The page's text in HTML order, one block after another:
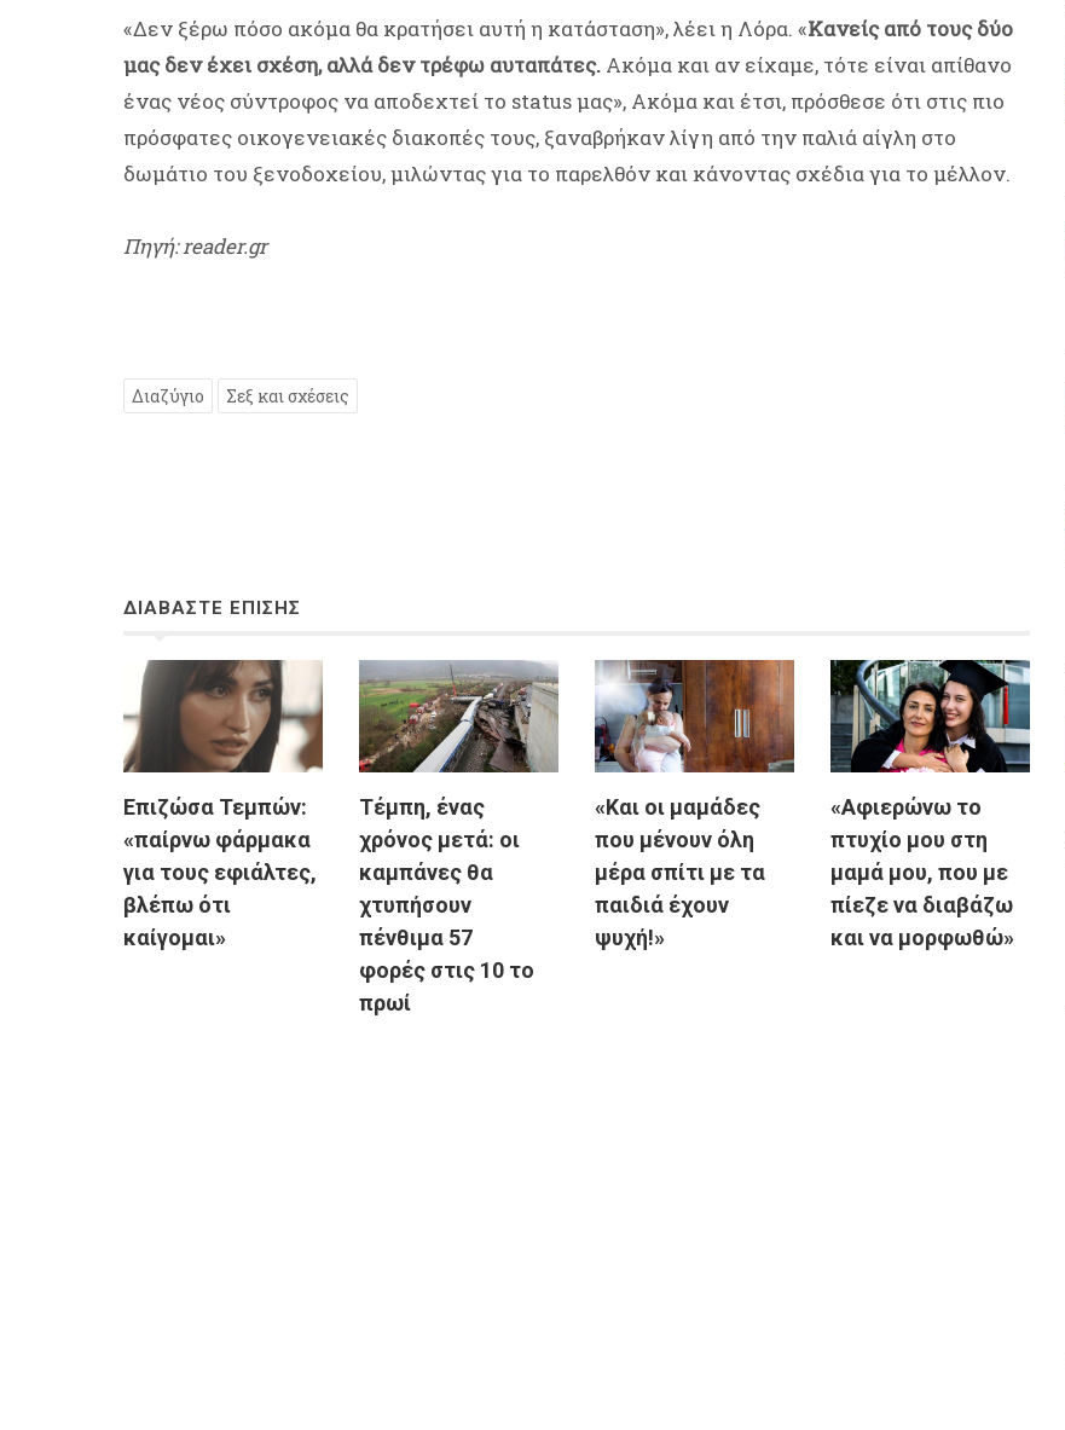
«Δεν ξέρω πόσο ακόμα θα κρατήσει αυτή η κατάσταση», λέει η Λόρα. «Κανείς από τους δύο
μας δεν έχει σχέση, αλλά δεν τρέφω αυταπάτες. Ακόμα και αν είχαμε, τότε είναι απίθανο
ένας νέος σύντροφος να αποδεχτεί το status μας», Ακόμα και έτσι, πρόσθεσε ότι στις πιο
πρόσφατες οικογενειακές διακοπές τους, ξαναβρήκαν λίγη από την παλιά αίγλη στο
δωμάτιο του ξενοδοχείου, μιλώντας για το παρελθόν και κάνοντας σχέδια για το μέλλον.
Πηγή: reader.gr
Διαζύγιο Σεξ και σχέσεις
ΔΙΑΒΑΣΤΕ ΕΠΙΣΗΣ
Επιζώσα Τεμπών:
«παίρνω φάρμακα
για τους εφιάλτες,
βλέπω ότι
καίγομαι»
Τέμπη, ένας
χρόνος μετά: oι
καμπάνες θα
χτυπήσουν
πένθιμα 57
φορές στις 10 το
πρωί
«Και οι μαμάδες
που μένουν όλη
μέρα σπίτι με τα
παιδιά έχουν
ψυχή!»
«Αφιερώνω το
πτυχίο μου στη
μαμά μου, που με
πίεζε να διαβάζω
και να μορφωθώ»